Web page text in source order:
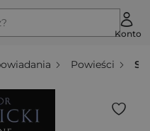
Konto
Powieści